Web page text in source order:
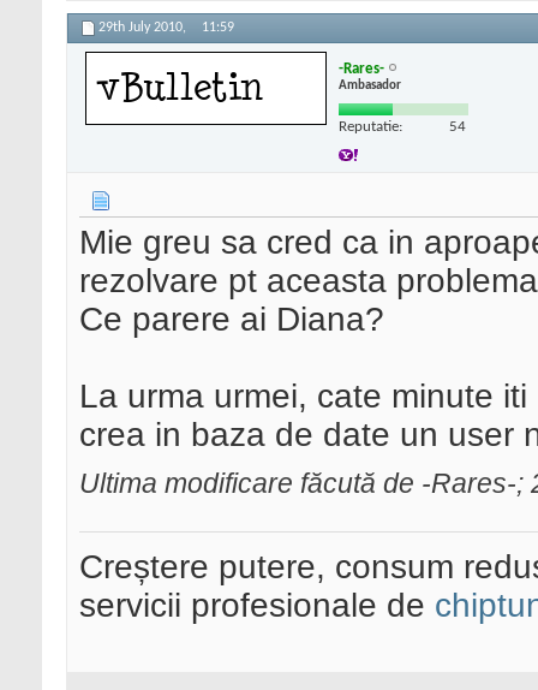
29th July 2010, 11:59
-Rares-
Ambasador
Reputatie: 54
Mie greu sa cred ca in
rezolvare pt aceasta
Ce parere ai Diana?
La urma urmei, cate minute
crea in baza de date un user
Ultima modificare făcută de -Rares-
Creștere putere, consum
servicii profesionale de